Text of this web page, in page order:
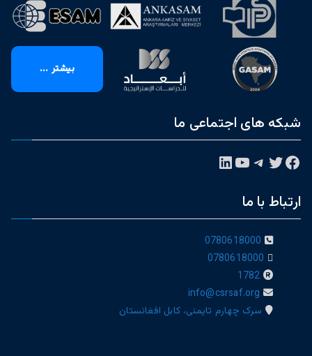
بیشتر ...
شبکه های اجتماعی ما
فیس‌بوکتوییتر تلگرام یوتیوبلینکداین
ارتباط با ما
0780618000
0780618000
1782
info@csrsaf.org
سرک چهارم تایمنی، کابل افغانستان